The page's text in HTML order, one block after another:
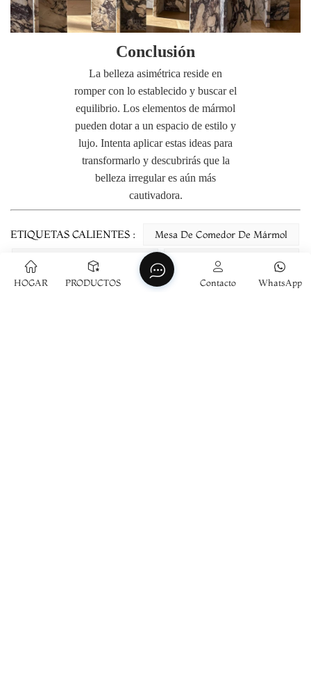
Conclusión
La belleza asimétrica reside en
romper con lo establecido y buscar el
equilibrio. Los elementos de mármol
pueden dotar a un espacio de estilo y
lujo. Intenta aplicar estas ideas para
transformarlo y descubrirás que la
belleza irregular es aún más
cautivadora.
ETIQUETAS CALIENTES :
Mesa De Comedor De Mármol
Mesa De Centro De Mármol
Mesa Auxiliar De Mármol
Bandeja De Mármol
HOGAR PRODUCTOS WhatsApp
Contacto